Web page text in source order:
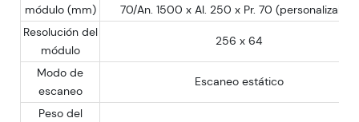
módulo (mm)
70/An. 1500 x Al. 250 x Pr. 70 (personalizable)
Resolución del
módulo
256 x 64
Modo de
escaneo
Escaneo estático
Peso del